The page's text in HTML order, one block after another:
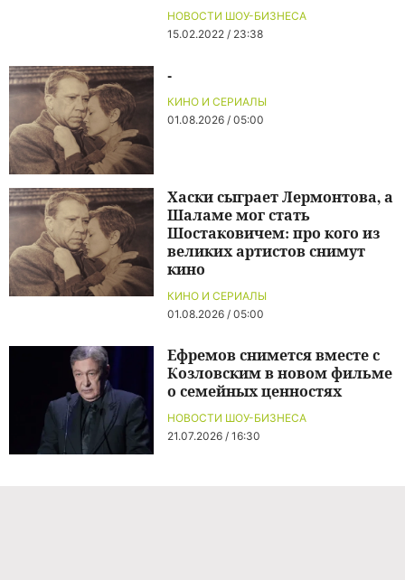
НОВОСТИ ШОУ-БИЗНЕСА
15.02.2022 / 23:38
КИНО И СЕРИАЛЫ
01.08.2026 / 05:00
-
КИНО И СЕРИАЛЫ
01.08.2026 / 05:00
Хаски сыграет Лермонтова, а
Шаламе мог стать
Шостаковичем: про кого из
великих артистов снимут
кино
НОВОСТИ ШОУ-БИЗНЕСА
21.07.2026 / 16:30
Ефремов снимется вместе с
Козловским в новом фильме
о семейных ценностях